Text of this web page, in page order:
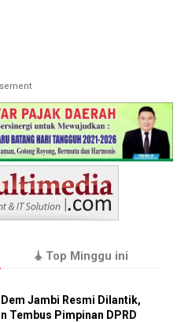
Top Minggu ini
Jambi Resmi Dilantik,
Tembus Pimpinan DPRD